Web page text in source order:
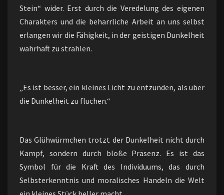
Stein“ wider. Erst durch die Veredelung des eigenen
Charakters und die beharrliche Arbeit an uns selbst
erlangen wir die Fähigkeit, in der geistigen Dunkelheit
wahrhaft zu strahlen.
„Es ist besser, ein kleines Licht zu entzünden, als über
die Dunkelheit zu fluchen.“
Das Glühwürmchen trotzt der Dunkelheit nicht durch
Kampf, sondern durch bloße Präsenz. Es ist das
Symbol für die Kraft des Individuums, das durch
Selbsterkenntnis und moralisches Handeln die Welt